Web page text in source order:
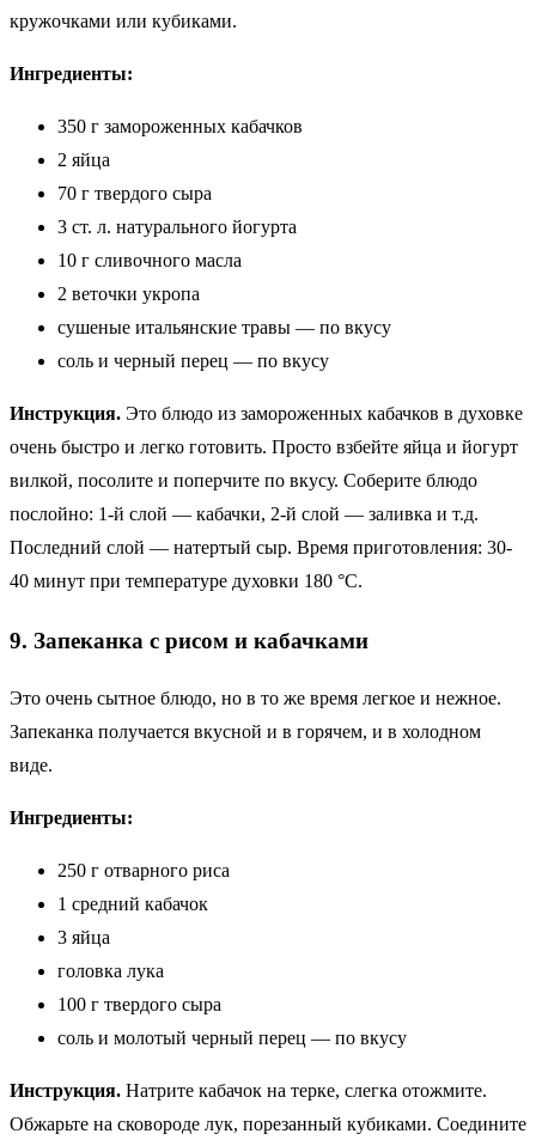
кружочками или кубиками.
Ингредиенты:
350 г замороженных кабачков
2 яйца
70 г твердого сыра
3 ст. л. натурального йогурта
10 г сливочного масла
2 веточки укропа
сушеные итальянские травы — по вкусу
соль и черный перец — по вкусу
Инструкция. Это блюдо из замороженных кабачков в духовке
очень быстро и легко готовить. Просто взбейте яйца и йогурт
вилкой, посолите и поперчите по вкусу. Соберите блюдо
послойно: 1-й слой — кабачки, 2-й слой — заливка и т.д.
Последний слой — натертый сыр. Время приготовления: 30-
40 минут при температуре духовки 180 °C.
9. Запеканка с рисом и кабачками
Это очень сытное блюдо, но в то же время легкое и нежное.
Запеканка получается вкусной и в горячем, и в холодном
виде.
Ингредиенты:
250 г отварного риса
1 средний кабачок
3 яйца
головка лука
100 г твердого сыра
соль и молотый черный перец — по вкусу
Инструкция. Натрите кабачок на терке, слегка отожмите.
Обжарьте на сковороде лук, порезанный кубиками. Соедините